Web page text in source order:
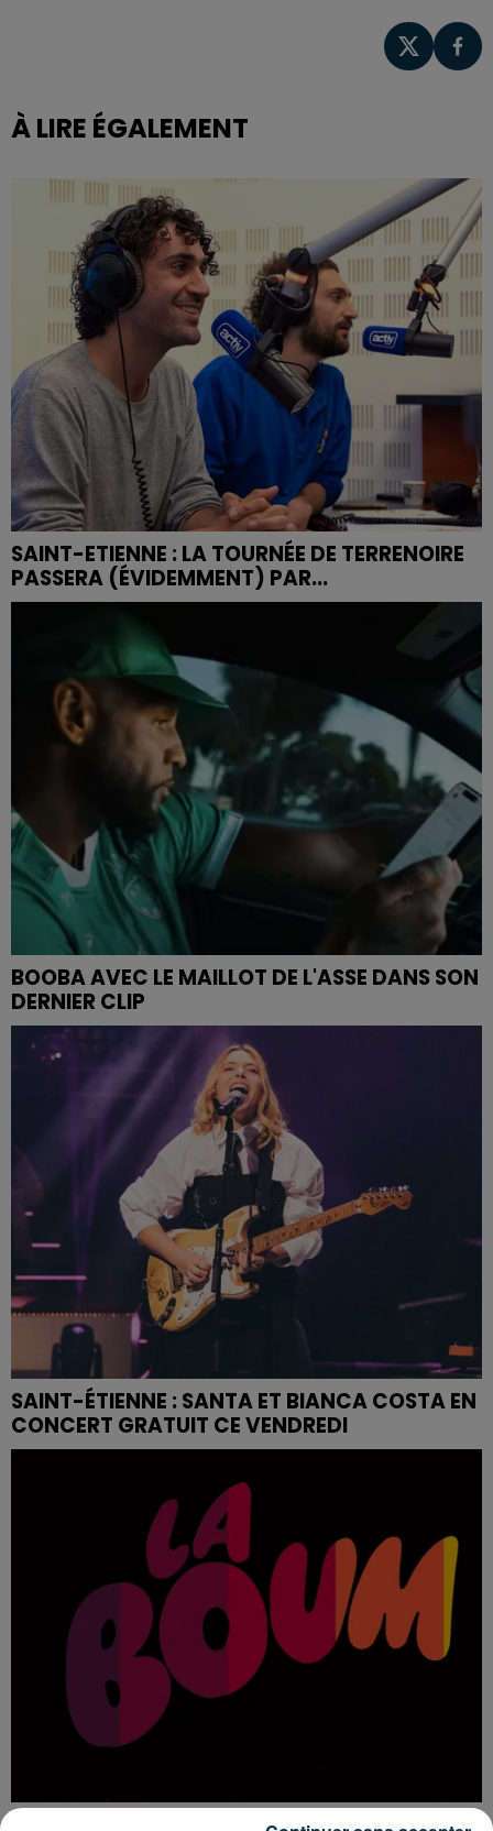
À LIRE ÉGALEMENT
SAINT-ETIENNE : LA TOURNÉE DE TERRENOIRE
PASSERA (ÉVIDEMMENT) PAR...
BOOBA AVEC LE MAILLOT DE L'ASSE DANS SON
DERNIER CLIP
SAINT-ÉTIENNE : SANTA ET BIANCA COSTA EN
CONCERT GRATUIT CE VENDREDI
LA BOUM DÉBARQUE À SAINT-ETIENNE !